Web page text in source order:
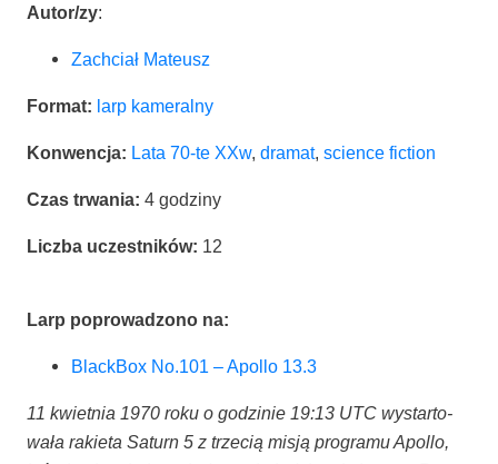
Autor/zy:
Zachciał Mate­usz
For­mat: larp kame­ral­ny
Kon­wen­cja: Lata 70-te XXw, dra­mat, scien­ce fiction
Czas trwa­nia: 4 godzi­ny
Licz­ba uczest­ni­ków: 12
Larp popro­wa­dzo­no na:
Black­Box No.101 – Apol­lo 13.3
11 kwiet­nia 1970 roku o godzi­nie 19:13 UTC wystar­to­
wa­ła rakie­ta Saturn 5 z trze­cią misją pro­gra­mu Apol­lo,